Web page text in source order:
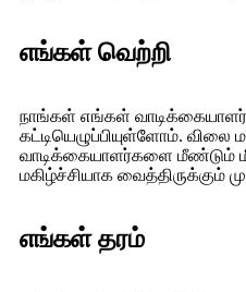
எங்கள் வெற்றி
நாங்கள் எங்கள்
கட்டியெழுப்பியுள்ளோம்.
வாடிக்கையாளர்களை மீண்டும்
மகிழ்ச்சியாக வைத்திருக்கும்
எங்கள் தரம்